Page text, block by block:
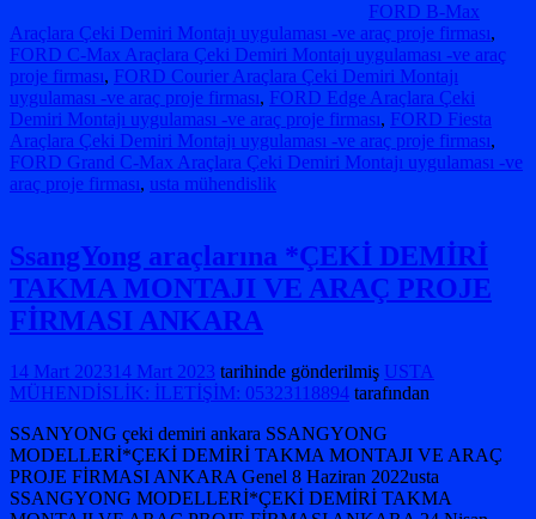
FORD B-Max
Araçlara Çeki Demiri Montajı uygulaması -ve araç proje firması,
FORD C-Max Araçlara Çeki Demiri Montajı uygulaması -ve araç
proje firması, FORD Courier Araçlara Çeki Demiri Montajı
uygulaması -ve araç proje firması, FORD Edge Araçlara Çeki
Demiri Montajı uygulaması -ve araç proje firması, FORD Fiesta
Araçlara Çeki Demiri Montajı uygulaması -ve araç proje firması,
FORD Grand C-Max Araçlara Çeki Demiri Montajı uygulaması -ve
araç proje firması, usta mühendislik
SsangYong araçlarına *ÇEKİ DEMİRİ
TAKMA MONTAJI VE ARAÇ PROJE
FİRMASI ANKARA
14 Mart 202314 Mart 2023 tarihinde gönderilmiş USTA
MÜHENDİSLİK: İLETİŞİM: 05323118894 tarafından
SSANYONG çeki demiri ankara SSANGYONG
MODELLERİ*ÇEKİ DEMİRİ TAKMA MONTAJI VE ARAÇ
PROJE FİRMASI ANKARA Genel 8 Haziran 2022usta
SSANGYONG MODELLERİ*ÇEKİ DEMİRİ TAKMA